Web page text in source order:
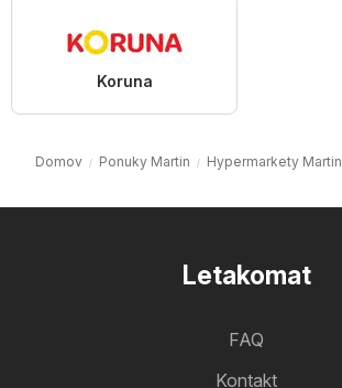
Koruna
Domov Ponuky Martin Hypermarkety Martin
Letakomat
FAQ
Kontakt